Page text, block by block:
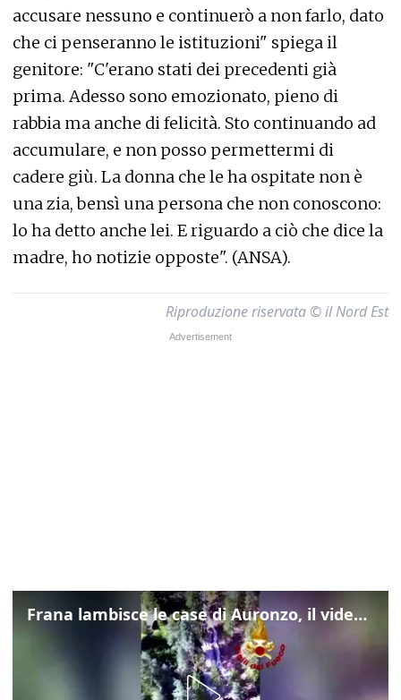
accusare nessuno e continuerò a non farlo, dato
che ci penseranno le istituzioni" spiega il
genitore: "C'erano stati dei precedenti già
prima. Adesso sono emozionato, pieno di
rabbia ma anche di felicità. Sto continuando ad
accumulare, e non posso permettermi di
cadere giù. La donna che le ha ospitate non è
una zia, bensì una persona che non conoscono:
lo ha detto anche lei. E riguardo a ciò che dice la
madre, ho notizie opposte". (ANSA).
Riproduzione riservata © il Nord Est
Frana lambisce le case di Auronzo, il video dall'elicottero dei vigili del fuoco